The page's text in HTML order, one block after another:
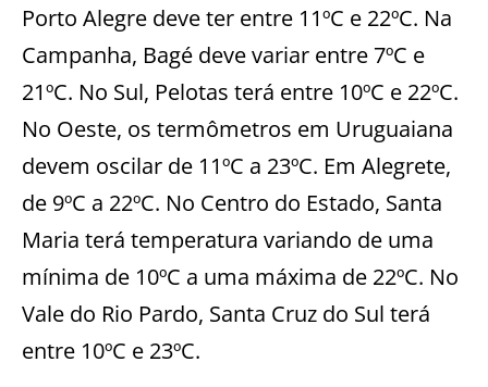
Porto Alegre deve ter entre 11ºC e 22ºC. Na
Campanha, Bagé deve variar entre 7ºC e
21ºC. No Sul, Pelotas terá entre 10ºC e 22ºC.
No Oeste, os termômetros em Uruguaiana
devem oscilar de 11ºC a 23ºC. Em Alegrete,
de 9ºC a 22ºC. No Centro do Estado, Santa
Maria terá temperatura variando de uma
mínima de 10ºC a uma máxima de 22ºC. No
Vale do Rio Pardo, Santa Cruz do Sul terá
entre 10ºC e 23ºC.